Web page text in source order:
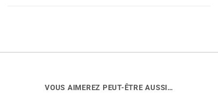
VOUS AIMEREZ PEUT-ÊTRE AUSSI…